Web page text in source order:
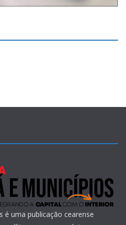
é uma publicação cearense